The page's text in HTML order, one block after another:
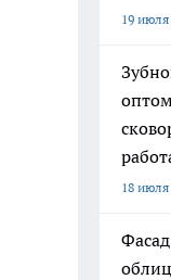
19 июля
18 июля